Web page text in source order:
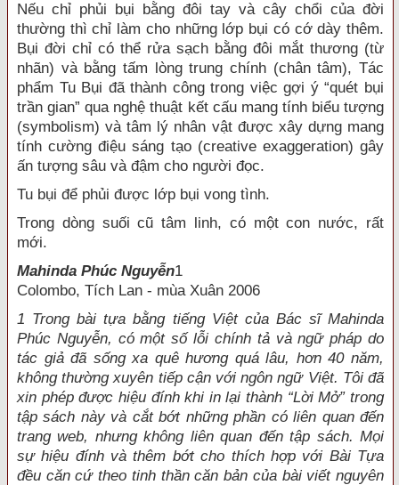
Nếu chỉ phủi bụi bằng đôi tay và cây chổi của đời
thường thì chỉ làm cho những lớp bụi có cớ dày thêm.
Bụi đời chỉ có thể rửa sạch bằng đôi mắt thương (từ
nhãn) và bằng tấm lòng trung chính (chân tâm), Tác
phẩm Tu Bụi đã thành công trong việc gợi ý “quét bụi
trần gian” qua nghệ thuật kết cấu mang tính biểu tượng
(symbolism) và tâm lý nhân vật được xây dựng mang
tính cường điệu sáng tạo (creative exaggeration) gây
ấn tượng sâu và đậm cho người đọc.
Tu bụi để phủi được lớp bụi vong tình.
Trong dòng suối cũ tâm linh, có một con nước, rất
mới.
Mahinda Phúc Nguyễn1
Colombo, Tích Lan - mùa Xuân 2006
1 Trong bài tựa bằng tiếng Việt của Bác sĩ Mahinda
Phúc Nguyễn, có một số lỗi chính tả và ngữ pháp do
tác giả đã sống xa quê hương quá lâu, hơn 40 năm,
không thường xuyên tiếp cận với ngôn ngữ Việt. Tôi đã
xin phép được hiệu đính khi in lại thành “Lời Mở” trong
tập sách này và cắt bớt những phần có liên quan đến
trang web, nhưng không liên quan đến tập sách. Mọi
sự hiệu đính và thêm bớt cho thích hợp với Bài Tựa
đều căn cứ theo tinh thần căn bản của bài viết nguyên